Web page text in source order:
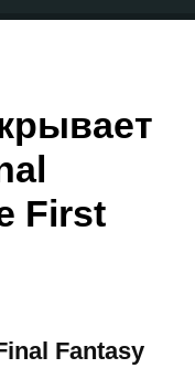
First
Fantasy